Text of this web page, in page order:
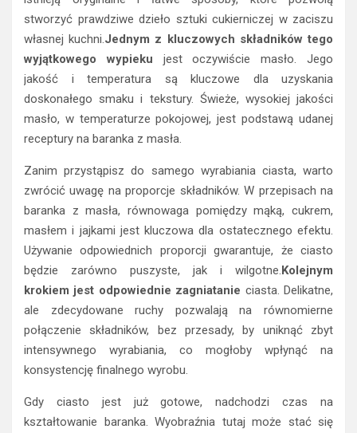
stworzyć prawdziwe dzieło sztuki cukierniczej w zaciszu
własnej kuchni.Jednym z kluczowych składników tego
wyjątkowego wypieku jest oczywiście masło. Jego
jakość i temperatura są kluczowe dla uzyskania
doskonałego smaku i tekstury. Świeże, wysokiej jakości
masło, w temperaturze pokojowej, jest podstawą udanej
receptury na baranka z masła.
Zanim przystąpisz do samego wyrabiania ciasta, warto
zwrócić uwagę na proporcje składników. W przepisach na
baranka z masła, równowaga pomiędzy mąką, cukrem,
masłem i jajkami jest kluczowa dla ostatecznego efektu.
Używanie odpowiednich proporcji gwarantuje, że ciasto
będzie zarówno puszyste, jak i wilgotne.Kolejnym
krokiem jest odpowiednie zagniatanie ciasta. Delikatne,
ale zdecydowane ruchy pozwalają na równomierne
połączenie składników, bez przesady, by uniknąć zbyt
intensywnego wyrabiania, co mogłoby wpłynąć na
konsystencję finalnego wyrobu.
Gdy ciasto jest już gotowe, nadchodzi czas na
kształtowanie baranka. Wyobraźnia tutaj może stać się